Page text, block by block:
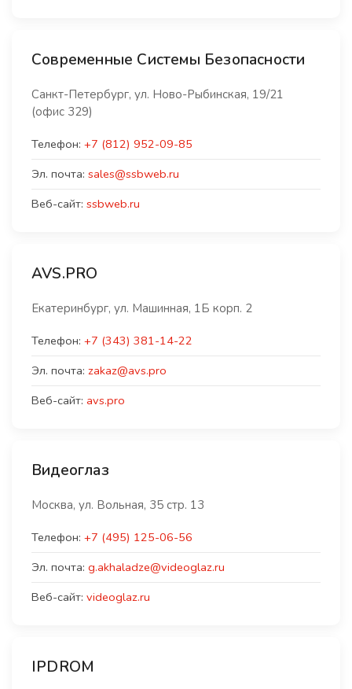
Современные Системы Безопасности
Санкт-Петербург, ул. Ново-Рыбинская, 19/21
(офис 329)
Телефон: +7 (812) 952-09-85
Эл. почта: sales@ssbweb.ru
Веб-сайт: ssbweb.ru
AVS.PRO
Екатеринбург, ул. Машинная, 1Б корп. 2
Телефон: +7 (343) 381-14-22
Эл. почта: zakaz@avs.pro
Веб-сайт: avs.pro
Видеоглаз
Москва, ул. Вольная, 35 стр. 13
Телефон: +7 (495) 125-06-56
Эл. почта: g.akhaladze@videoglaz.ru
Веб-сайт: videoglaz.ru
IPDROM